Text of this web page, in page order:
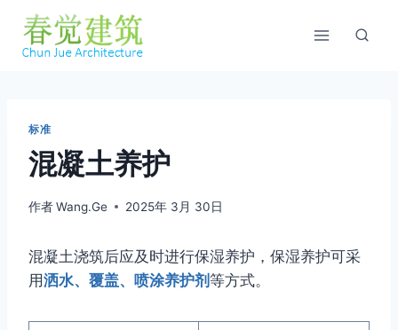
标准
混凝土养护
作者Wang.Ge 2025年 3月 30日
混凝土浇筑后应及时进行保湿养护，保湿养护可采
用洒水、覆盖、喷涂养护剂等方式。